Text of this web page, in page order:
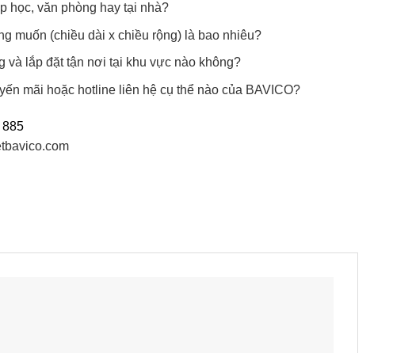
học, văn phòng hay tại nhà?
muốn (chiều dài x chiều rộng) là bao nhiêu?
và lắp đặt tận nơi tại khu vực nào không?
mãi hoặc hotline liên hệ cụ thể nào của BAVICO?